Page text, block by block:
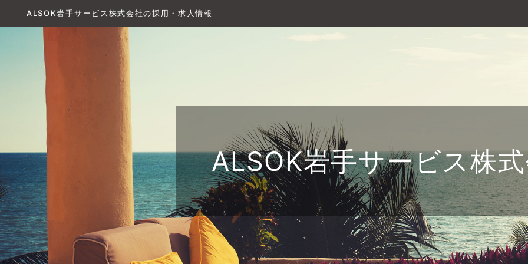
ALSOK岩手サービス株式会社の採用・求人情報
ALSOK岩手サービス株